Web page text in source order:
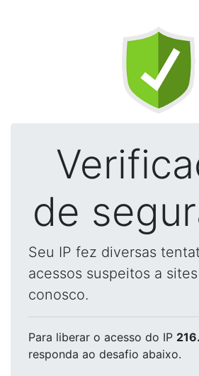
de
Seu IP fez diversas
acessos suspeitos a
conosco.
Para liberar o acesso do IP
responda ao desafio abaixo.